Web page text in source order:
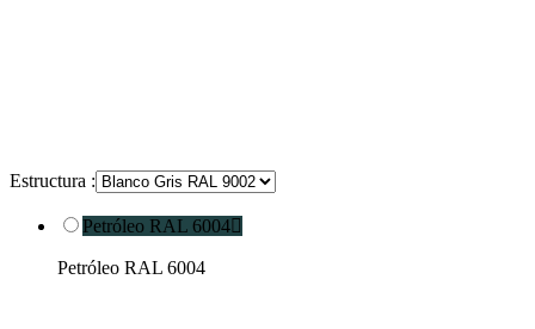
Estructura :
Petróleo RAL 6004
Petróleo RAL 6004